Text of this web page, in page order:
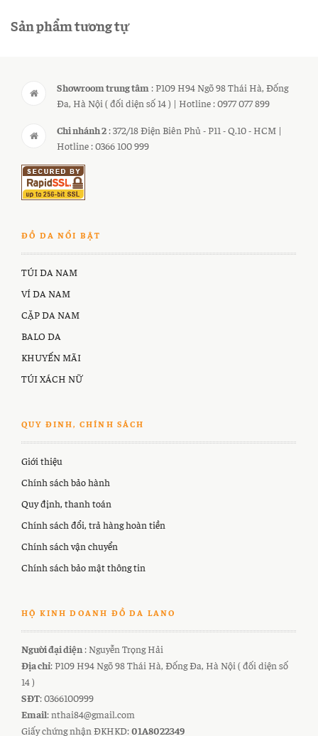
Sản phẩm tương tự
Showroom trung tâm : P109 H94 Ngõ 98 Thái Hà, Đống
Đa, Hà Nội ( đối diện số 14 ) | Hotline : 0977 077 899
Chi nhánh 2 : 372/18 Điện Biên Phủ - P11 - Q.10 - HCM |
Hotline : 0366 100 999
ĐỒ DA NỔI BẬT
TÚI DA NAM
VÍ DA NAM
CẶP DA NAM
BALO DA
KHUYẾN MÃI
TÚI XÁCH NỮ
QUY ĐINH, CHÍNH SÁCH
Giới thiệu
Chính sách bảo hành
Quy định, thanh toán
Chính sách đổi, trả hàng hoàn tiền
Chính sách vận chuyển
Chính sách bảo mật thông tin
HỘ KINH DOANH ĐỒ DA LANO
Người đại diện : Nguyễn Trọng Hải
Địa chỉ: P109 H94 Ngõ 98 Thái Hà, Đống Đa, Hà Nội ( đối diện số
14 )
SĐT: 0366100999
Email: nthai84@gmail.com
Giấy chứng nhận ĐKHKD:01A8022349